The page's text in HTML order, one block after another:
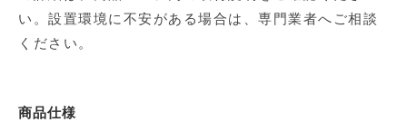
い。設置環境に不安がある場合は、専門業者へご相談
ください。
商品仕様